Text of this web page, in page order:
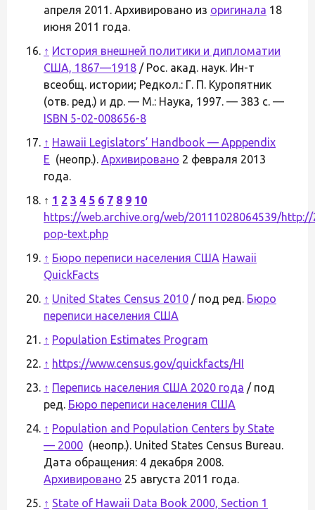
апреля 2011. Архивировано из оригинала 18
июня 2011 года.
↑ История внешней политики и дипломатии
США, 1867—1918 / Рос. акад. наук. Ин-т
всеобщ. истории; Редкол.: Г. П. Куропятник
(отв. ред.) и др. — М.: Наука, 1997. — 383 с. —
ISBN 5-02-008656-8
↑ Hawaii Legislators’ Handbook — Apppendix
E (неопр.). Архивировано 2 февраля 2013
года.
↑ 1 2 3 4 5 6 7 8 9 10
https://web.archive.org/web/20111028064539/
pop-text.php
↑ Бюро переписи населения США Hawaii
QuickFacts
↑ United States Census 2010 / под ред. Бюро
переписи населения США
↑ Population Estimates Program
↑ https://www.census.gov/quickfacts/HI
↑ Перепись населения США 2020 года / под
ред. Бюро переписи населения США
↑ Population and Population Centers by State
— 2000 (неопр.). United States Census Bureau.
Дата обращения: 4 декабря 2008.
Архивировано 25 августа 2011 года.
↑ State of Hawaii Data Book 2000, Section 1